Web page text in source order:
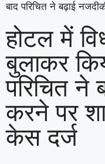
बाद परिचित ने बढ़ाई
होटल में
बुलाकर
परिचित ने
करने पर
केस दर्ज